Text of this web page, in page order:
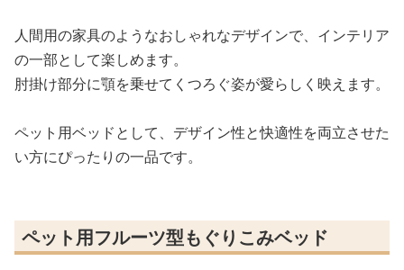
人間用の家具のようなおしゃれなデザインで、インテリア
の一部として楽しめます。
肘掛け部分に顎を乗せてくつろぐ姿が愛らしく映えます。
ペット用ベッドとして、デザイン性と快適性を両立させた
い方にぴったりの一品です。
ペット用フルーツ型もぐりこみベッド